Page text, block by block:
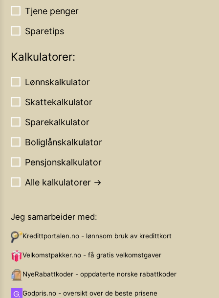
Tjene penger
Sparetips
Kalkulatorer:
Lønnskalkulator
Skattekalkulator
Sparekalkulator
Boliglånskalkulator
Pensjonskalkulator
Alle kalkulatorer →
Jeg samarbeider med:
Kredittportalen.no - lønnsom bruk av kredittkort
Velkomstpakker.no - få gratis velkomstgaver
NyeRabattkoder - oppdaterte norske rabattkoder
Godpris.no - oversikt over de beste prisene